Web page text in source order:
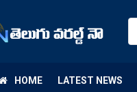
HOME LATEST NEWS